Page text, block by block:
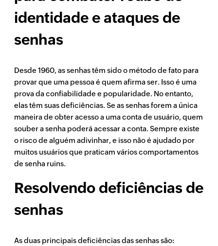
identidade e ataques de
senhas
Desde 1960, as senhas têm sido o método de fato para
provar que uma pessoa é quem afirma ser. Isso é uma
prova da confiabilidade e popularidade. No entanto,
elas têm suas deficiências. Se as senhas forem a única
maneira de obter acesso a uma conta de usuário, quem
souber a senha poderá acessar a conta. Sempre existe
o risco de alguém adivinhar, e isso não é ajudado por
muitos usuários que praticam vários comportamentos
de senha ruins.
Resolvendo deficiências de
senhas
As duas principais deficiências das senhas são: